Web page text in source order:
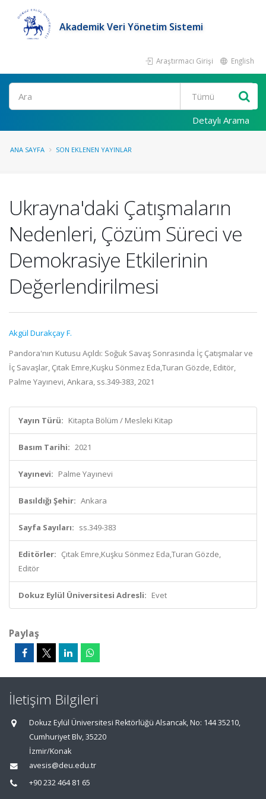
Akademik Veri Yönetim Sistemi
Araştırmacı Girişi English
Ara
Detaylı Arama
ANA SAYFA SON EKLENEN YAYINLAR
Ukrayna'daki Çatışmaların
Nedenleri, Çözüm Süreci ve
Demokrasiye Etkilerinin
Değerlendirilmesi
Akgül Durakçay F.
Pandora'nın Kutusu Açıldı: Soğuk Savaş Sonrasında İç Çatışmalar ve
İç Savaşlar, Çıtak Emre,Kuşku Sönmez Eda,Turan Gözde, Editör,
Palme Yayınevi, Ankara, ss.349-383, 2021
Yayın Türü: Kitapta Bölüm / Mesleki Kitap
Basım Tarihi: 2021
Yayınevi: Palme Yayınevi
Basıldığı Şehir: Ankara
Sayfa Sayıları: ss.349-383
Editörler: Çıtak Emre,Kuşku Sönmez Eda,Turan Gözde,
Editör
Dokuz Eylül Üniversitesi Adresli: Evet
Paylaş
İletişim Bilgileri
Dokuz Eylül Üniversitesi Rektörlüğü Alsancak, No: 144 35210,
Cumhuriyet Blv, 35220
İzmir/Konak
avesis@deu.edu.tr
+90 232 464 81 65